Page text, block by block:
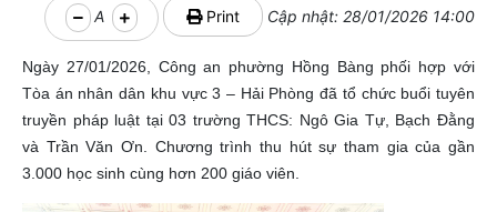
A Print Cập nhật: 28/01/2026 14:00
Ngày 27/01/2026, Công an phường Hồng Bàng phối hợp với
Tòa án nhân dân khu vực 3 – Hải Phòng đã tổ chức buổi tuyên
truyền pháp luật tại 03 trường THCS: Ngô Gia Tự, Bạch Đằng
và Trần Văn Ơn. Chương trình thu hút sự tham gia của gần
3.000 học sinh cùng hơn 200 giáo viên.